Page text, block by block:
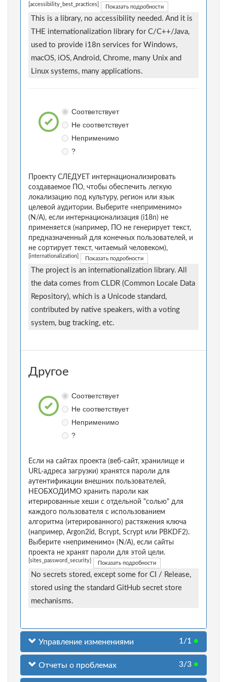
[accessibility_best_practices] Показать подробности
This is a library, no accessibility needed. And it is
THE internationalization library for C/C++/Java,
used to provide i18n services for Windows,
macOS, iOS, Android, Chrome, many Unix and
Linux systems, many applications.
Соответствует
Не соответствует
Неприменимо
?
Проекту СЛЕДУЕТ интернационализировать
создаваемое ПО, чтобы обеспечить легкую
локализацию под культуру, регион или язык
целевой аудитории. Выберите «неприменимо»
(N/A), если интернационализация (i18n) не
применяется (например, ПО не генерирует текст,
предназначенный для конечных пользователей, и
не сортирует текст, читаемый человеком),
[internationalization] Показать подробности
The project is an internationalization library. All
the data comes from CLDR (Common Locale Data
Repository), which is a Unicode standard,
contributed by native speakers, with a voting
system, bug tracking, etc.
Другое
Соответствует
Не соответствует
Неприменимо
?
Если на сайтах проекта (веб-сайт, хранилище и
URL-адреса загрузки) хранятся пароли для
аутентификации внешних пользователей,
НЕОБХОДИМО хранить пароли как
итерированные хеши с отдельной "солью" для
каждого пользователя с использованием
алгоритма (итерированного) растяжения ключа
(например, Argon2id, Bcrypt, Scrypt или PBKDF2).
Выберите «неприменимо» (N/A), если сайты
проекта не хранят пароли для этой цели.
[sites_password_security] Показать подробности
No secrets stored, except some for CI / Release,
stored using the standard GitHub secret store
mechanisms.
Управление изменениями 1/1 ●
Отчеты о проблемах 3/3 ●